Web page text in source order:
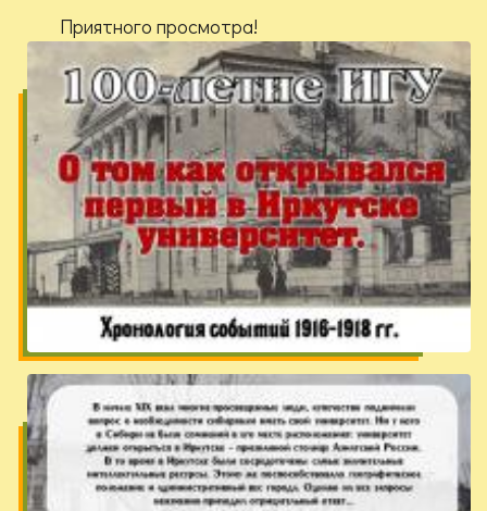
Приятного просмотра!